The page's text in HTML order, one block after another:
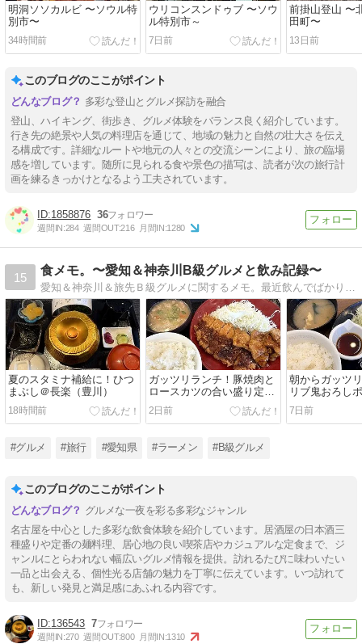
明洞ソソカルビ 〜ソウル特
別市〜
34時間前
ウリコンスンドゥブ 〜ソウ
ル特別市～
7日前
前掛山登山 〜
田町〜
13日前
このブログのここがポイント
多彩な登山とグルメ探訪を融合
登山、ハイキング、街歩き、グルメ体験をバランス良く紹介しています。
行き先の絶景や人気の料理店を通じて、地域の魅力と自然の壮大さを伝え
る構成です。詳細なルートや地元の人々との交流シーンにより、旅の臨場
感を増しています。随所に見られる食や景色の描写は、読者が次の旅行計
画を練るきっかけとなるよう工夫されています。
1858876 36
週間IN:284 週間OUT:216 月間IN:1280
15
食メモ。〜愛知＆神奈川B級グルメと飲み記録〜
夏のスタミナ補給に！ひつ
まぶし＠長楽（豊川）
18時間前
ガッツリランチ！豚焼肉と
ロースカツの合い盛り定食
＠かつや（豊川）
2日前
朝からガッツ
リブ鬼おろし
かつ定食＠松
7日前
#グルメ #旅行 #愛知県 #ラーメン #B級グルメ
このブログのここがポイント
グルメな一夜を彩る多彩なジャンル
名古屋を中心とした多彩な飲食体験を紹介しています。居酒屋の日本酒三
種盛りや定番の麺料理、居心地の良い喫茶店やカジュアルな定食まで、ジ
ャンルにとらわれない幅広いグルメ情報を提供。訪れるたびに味わいたい
一品と出会える、個性光る店舗の魅力を丁寧に伝えています。いつ訪れて
も、新しい発見と満足感にあふれる内容です。
136543 7
週間IN:270 週間OUT:800 月間IN:1310